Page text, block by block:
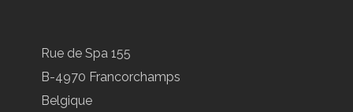
Rue de Spa 155
B-4970 Francorchamps
Belgique